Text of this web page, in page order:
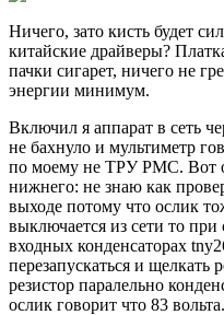
Ничего, зато кисть будет
китайские драйверы?
пачки сигарет, ничего не
энергии минимум.
Включил я аппарат в сеть
не бахнуло и мультиметр
по моему не ТРУ РМС. Вот
нижнего: не знаю как
выходе потому что ослик
выключается из сети то
входных конденсаторах
перезапускаться и щелкать
резистор паралельно
ослик говорит что 83